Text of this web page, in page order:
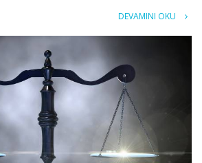
DEVAMINI OKU